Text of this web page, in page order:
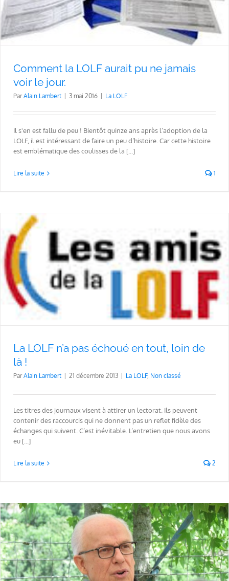
Comment la LOLF aurait pu ne jamais
voir le jour.
ParAlain Lambert 3 mai 2016 La LOLF
Il s'en est fallu de peu ! Bientôt quinze ans après l’adoption de la
LOLF, il est intéressant de faire un peu d’histoire. Car cette histoire
est emblématique des coulisses de la [...]
Lire la suite 1
La LOLF n’a pas échoué en tout, loin de
là !
ParAlain Lambert 21 décembre 2013 La LOLF, Non classé
Les titres des journaux visent à attirer un lectorat. Ils peuvent
contenir des raccourcis qui ne donnent pas un reflet fidèle des
échanges qui suivent. C’est inévitable. L’entretien que nous avons
eu [...]
Lire la suite 2